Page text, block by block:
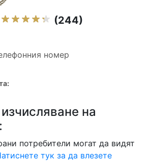
(244)
номер
на
потребители могат да видят
тук за да влезете